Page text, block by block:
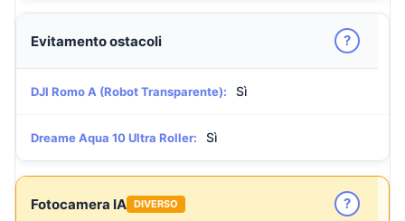
Evitamento ostacoli ?
DJI Romo A (Robot Transparente): Sì
Dreame Aqua 10 Ultra Roller: Sì
Fotocamera IA DIVERSO ?